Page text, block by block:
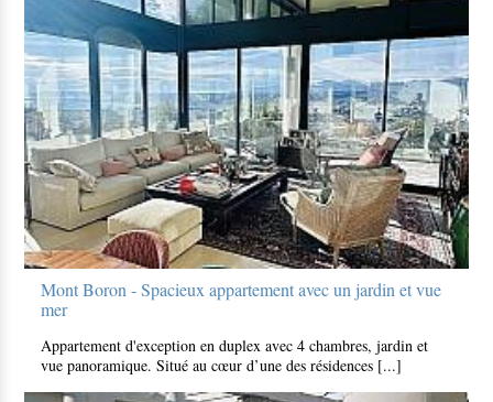
Mont Boron - Spacieux appartement avec un jardin et vue
mer
Appartement d'exception en duplex avec 4 chambres, jardin et
vue panoramique. Situé au cœur d’une des résidences [...]